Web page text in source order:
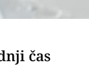
čas